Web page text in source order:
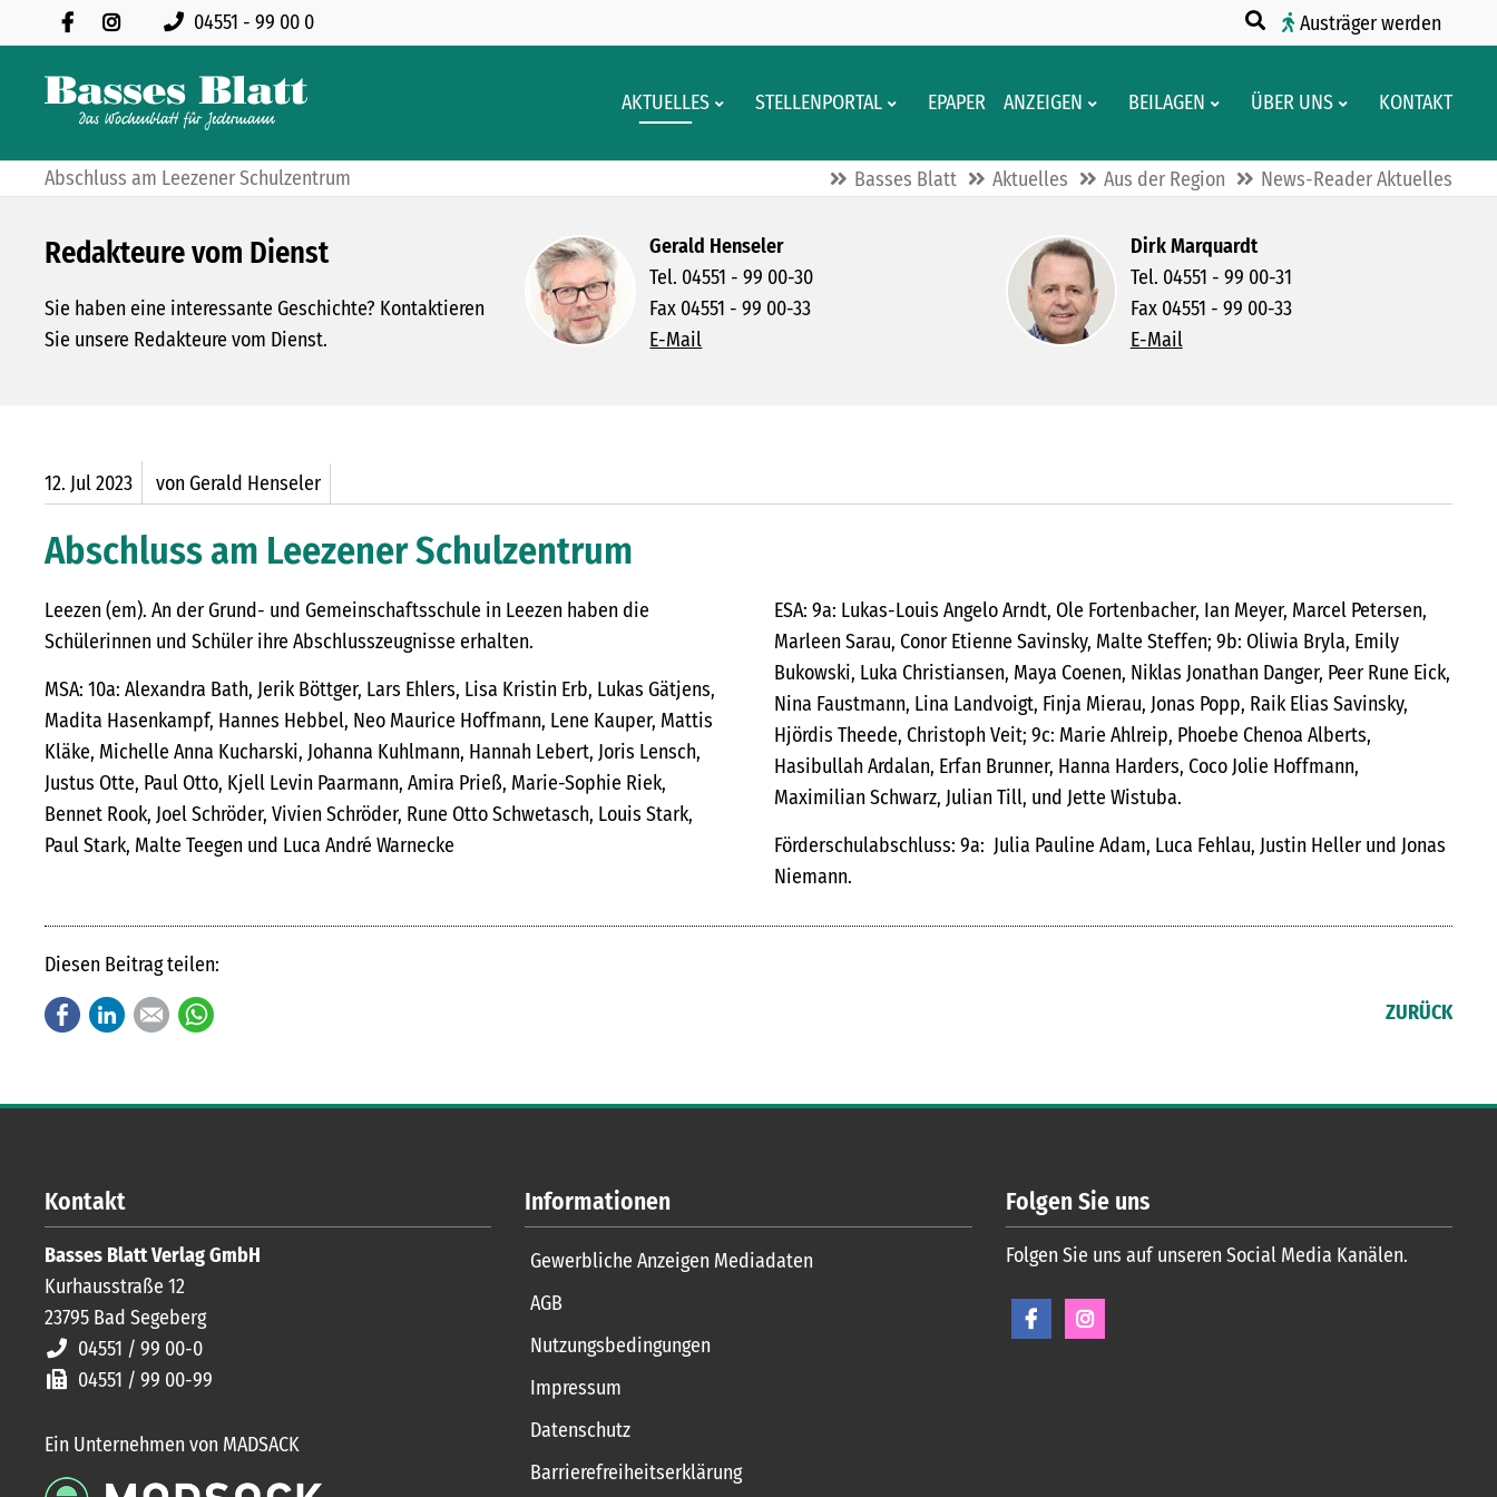
04551 - 99 00 0 Austräger werden
AKTUELLES STELLENPORTAL EPAPER ANZEIGEN BEILAGEN ÜBER UNS KONTAKT
Abschluss am Leezener Schulzentrum Basses Blatt Aktuelles Aus der Region News-Reader Aktuelles
Redakteure vom Dienst
Sie haben eine interessante Geschichte? Kontaktieren
Sie unsere Redakteure vom Dienst.
Gerald Henseler
Tel. 04551 - 99 00-30
Fax 04551 - 99 00-33
E-Mail
Dirk Marquardt
Tel. 04551 - 99 00-31
Fax 04551 - 99 00-33
E-Mail
12. Jul2023 von Gerald Henseler
Abschluss am Leezener Schulzentrum
Leezen (em). An der Grund- und Gemeinschaftsschule in Leezen haben die
Schülerinnen und Schüler ihre Abschlusszeugnisse erhalten.
MSA: 10a: Alexandra Bath, Jerik Böttger, Lars Ehlers, Lisa Kristin Erb, Lukas Gätjens,
Madita Hasenkampf, Hannes Hebbel, Neo Maurice Hoffmann, Lene Kauper, Mattis
Kläke, Michelle Anna Kucharski, Johanna Kuhlmann, Hannah Lebert, Joris Lensch,
Justus Otte, Paul Otto, Kjell Levin Paarmann, Amira Prieß, Marie-Sophie Riek,
Bennet Rook, Joel Schröder, Vivien Schröder, Rune Otto Schwetasch, Louis Stark,
Paul Stark, Malte Teegen und Luca André Warnecke
ESA: 9a: Lukas-Louis Angelo Arndt, Ole Fortenbacher, Ian Meyer, Marcel Petersen,
Marleen Sarau, Conor Etienne Savinsky, Malte Steffen; 9b: Oliwia Bryla, Emily
Bukowski, Luka Christiansen, Maya Coenen, Niklas Jonathan Danger, Peer Rune Eick,
Nina Faustmann, Lina Landvoigt, Finja Mierau, Jonas Popp, Raik Elias Savinsky,
Hjördis Theede, Christoph Veit; 9c: Marie Ahlreip, Phoebe Chenoa Alberts,
Hasibullah Ardalan, Erfan Brunner, Hanna Harders, Coco Jolie Hoffmann,
Maximilian Schwarz, Julian Till, und Jette Wistuba.
Förderschulabschluss: 9a: Julia Pauline Adam, Luca Fehlau, Justin Heller und Jonas
Niemann.
Diesen Beitrag teilen:
FacebookLinkedInE-mail ZURÜCK
Kontakt
Basses Blatt Verlag GmbH
Kurhausstraße 12
23795 Bad Segeberg
04551 / 99 00-0
04551 / 99 00-99
Ein Unternehmen von MADSACK
Informationen
Gewerbliche Anzeigen Mediadaten
AGB
Nutzungsbedingungen
Impressum
Datenschutz
Barrierefreiheitserklärung
Folgen Sie uns
Folgen Sie uns auf unseren Social Media Kanälen.